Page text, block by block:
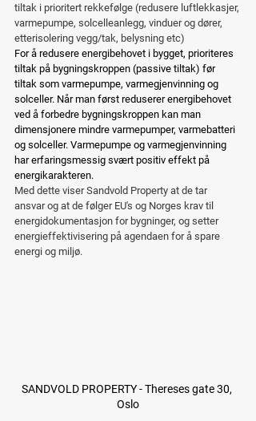
tiltak i prioritert rekkefølge (redusere luftlekkasjer,
varmepumpe, solcelleanlegg, vinduer og dører,
etterisolering vegg/tak, belysning etc)
For å redusere energibehovet i bygget, prioriteres
tiltak på bygningskroppen (passive tiltak) før
tiltak som varmepumpe, varmegjenvinning og
solceller. Når man først reduserer energibehovet
ved å forbedre bygningskroppen kan man
dimensjonere mindre varmepumper, varmebatteri
og solceller. Varmepumpe og varmegjenvinning
har erfaringsmessig svært positiv effekt på
energikarakteren.
Med dette viser Sandvold Property at de tar
ansvar og at de følger EU's og Norges krav til
energidokumentasjon for bygninger, og setter
energieffektivisering på agendaen for å spare
energi og miljø.
SANDVOLD PROPERTY - Thereses gate 30,
Oslo